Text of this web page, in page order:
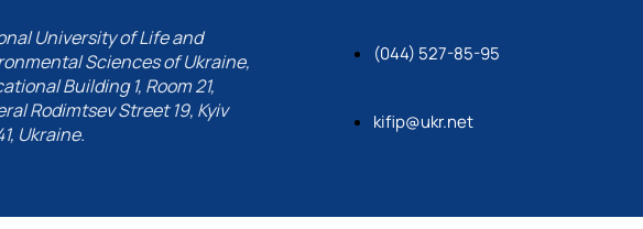
University of Life and
Sciences of Ukraine,
Building 1, Room 21,
Rodimtsev Street 19, Kyiv
Ukraine.
(044) 527-85-95
kifip@ukr.net